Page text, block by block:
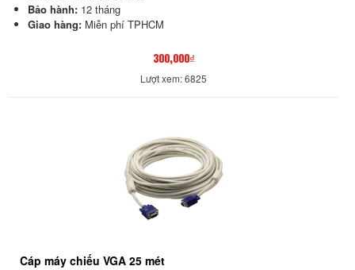
Bảo hành: 12 tháng
Giao hàng: Miễn phí TPHCM
300,000₫
Lượt xem: 6825
Cáp máy chiếu VGA 25 mét